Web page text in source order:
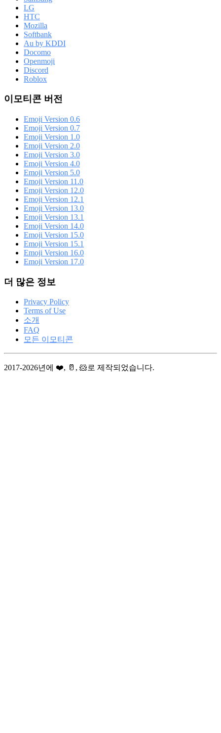
LG
HTC
Mozilla
Softbank
Au by KDDI
Docomo
Openmoji
Discord
Roblox
이모티콘 버전
Emoji Version 0.6
Emoji Version 0.7
Emoji Version 1.0
Emoji Version 2.0
Emoji Version 3.0
Emoji Version 4.0
Emoji Version 5.0
Emoji Version 11.0
Emoji Version 12.0
Emoji Version 12.1
Emoji Version 13.0
Emoji Version 13.1
Emoji Version 14.0
Emoji Version 15.0
Emoji Version 15.1
Emoji Version 16.0
Emoji Version 17.0
더 많은 정보
Privacy Policy
Terms of Use
소개
FAQ
모든 이모티콘
2017-2026년에 ❤️, 🥛, 🐹로 제작되었습니다.